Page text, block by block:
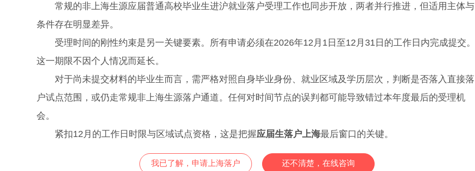
常规的非上海生源应届普通高校毕业生进沪就业落户受理工作也同步开放，两者并行推进，但适用主体与
条件存在明显差异。
受理时间的刚性约束是另一关键要素。所有申请必须在2026年12月1日至12月31日的工作日内完成提交。
这一期限不因个人情况而延长。
对于尚未提交材料的毕业生而言，需严格对照自身毕业身份、就业区域及学历层次，判断是否落入直接落
户试点范围，或仍走常规非上海生源落户通道。任何对时间节点的误判都可能导致错过本年度最后的受理机
会。
紧扣12月的工作日时限与区域试点资格，这是把握应届生落户上海最后窗口的关键。
我已了解，申请上海落户 还不清楚，在线咨询